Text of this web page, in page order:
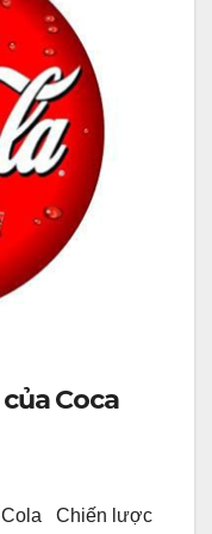
Coca
Cola Chiến lược